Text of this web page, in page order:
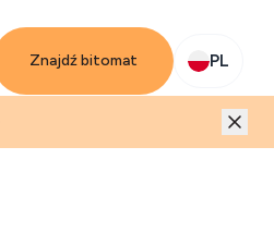
Znajdź bitomat PL